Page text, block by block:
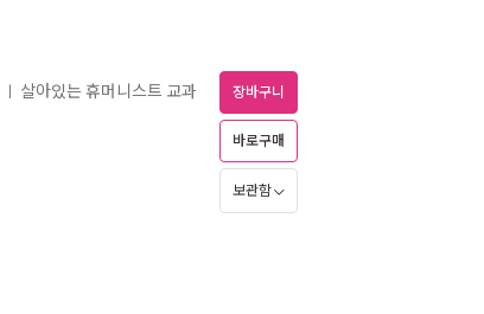
살아있는 휴머니스트 교과 장바구니
바로구매
보관함